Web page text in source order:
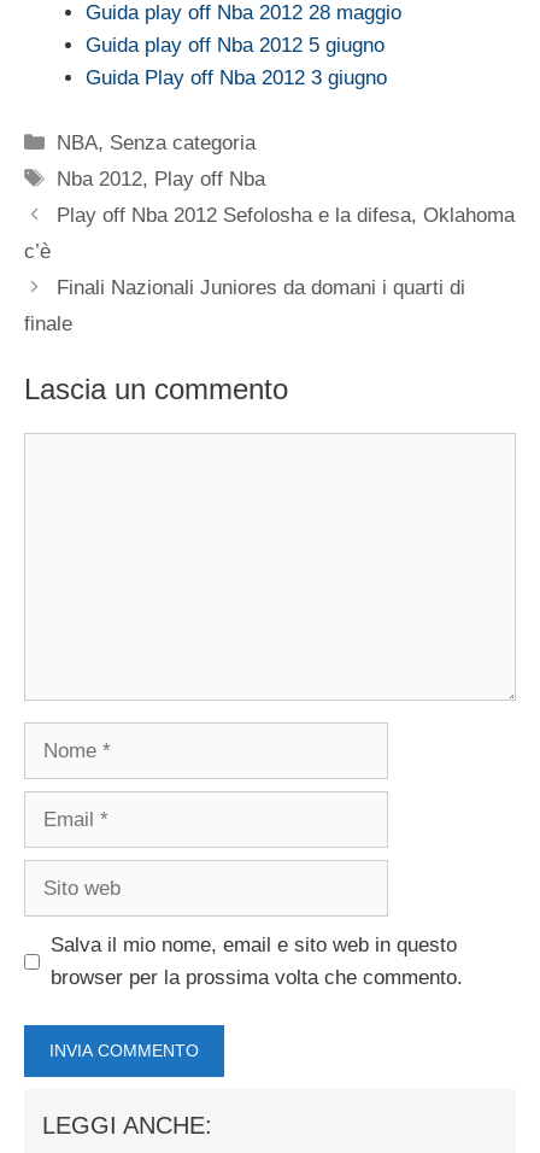
Guida play off Nba 2012 28 maggio
Guida play off Nba 2012 5 giugno
Guida Play off Nba 2012 3 giugno
Categorie
NBA, Senza categoria
Tag
Nba 2012, Play off Nba
Play off Nba 2012 Sefolosha e la difesa, Oklahoma
c’è
Finali Nazionali Juniores da domani i quarti di
finale
Lascia un commento
Nome
Email
Sito
Salva il mio nome, email e sito web in questo
browser per la prossima volta che commento.
LEGGI ANCHE: